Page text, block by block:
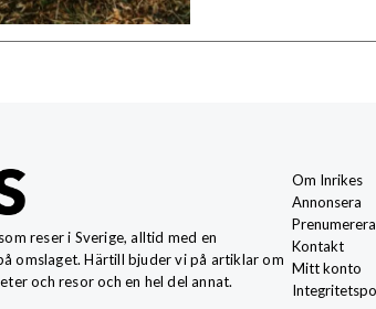
reser i Sverige, alltid med en
omslaget. Härtill bjuder vi på artiklar om
och resor och en hel del annat.
Om Inrikes
Annonsera
Prenumerera
Kontakt
Mitt konto